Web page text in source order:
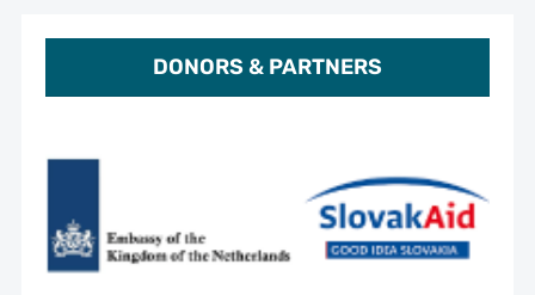
DONORS & PARTNERS